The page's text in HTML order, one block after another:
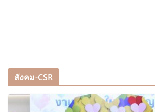
สังคม-CSR